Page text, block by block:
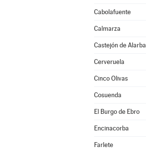
Cabolafuente
Calmarza
Castejón de Alarba
Cerveruela
Cinco Olivas
Cosuenda
El Burgo de Ebro
Encinacorba
Farlete